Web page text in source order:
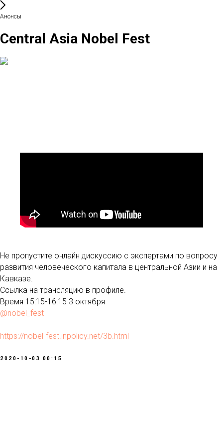
Анонсы
Central Asia Nobel Fest
Не пропустите онлайн дискуссию с экспертами по вопросу
развития человеческого капитала в центральной Азии и на
Кавказе.
Ссылка на трансляцию в профиле.
Время 15:15-16:15 3 октября
@nobel_fest
https://nobel-fest.inpolicy.net/3b.html
2020-10-03 00:15